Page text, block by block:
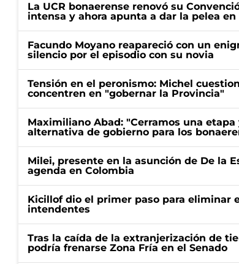
La UCR bonaerense renovó su
intensa y ahora apunta a dar la pelea en
Facundo Moyano reapareció con un
silencio por el episodio con su novia
Tensión en el peronismo: Michel
concentren en "gobernar la Provincia"
Maximiliano Abad: "Cerramos una
alternativa de gobierno para los
Milei, presente en la asunción de De la
agenda en Colombia
Kicillof dio el primer paso para eliminar
intendentes
Tras la caída de la extranjerización de
podría frenarse Zona Fría en el Senado